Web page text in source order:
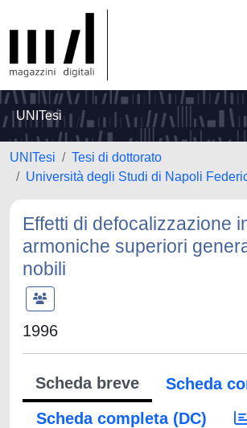
UNITesi
UNITesi
Tesi di dottorato
Università degli Studi di Napoli
Effetti di defocalizzazione
armoniche superiori
nobili
1996
Scheda breve
Scheda
Scheda completa (DC)